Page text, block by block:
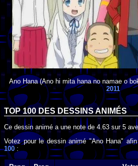
Ano Hana (Ano hi mita hana no namae o
2011
TOP 100 DES DESSINS ANIMÉS
Ce dessin animé a une note de 4.63 sur 5
Votez pour le dessin animé "Ano Hana"
100 :